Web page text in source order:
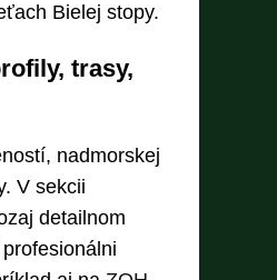
Bielej stopy.
trasy,
nadmorskej
V sekcii
detailnom